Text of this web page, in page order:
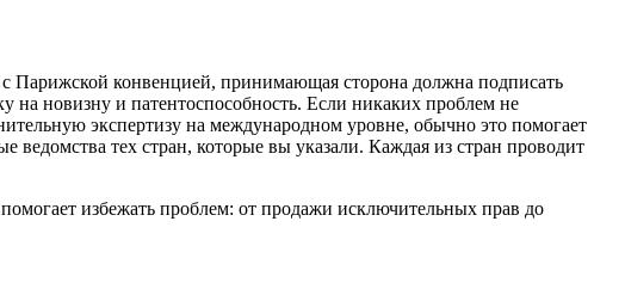
с Парижской конвенцией, принимающая сторона должна подписать
новизну и патентоспособность. Если никаких проблем не
экспертизу на международном уровне, обычно это помогает
ведомства тех стран, которые вы указали. Каждая из стран проводит
избежать проблем: от продажи исключительных прав до